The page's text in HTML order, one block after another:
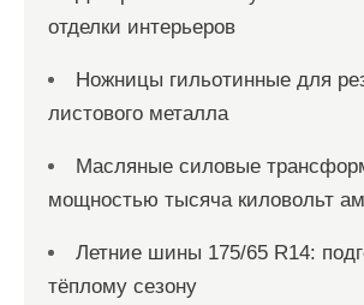
отделки интерьеров
Ножницы гильотинные для
листового металла
Масляные силовые
мощностью тысяча киловольт
Летние шины 175/65 R14:
тёплому сезону